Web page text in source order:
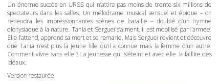
Un énorme succès en URSS qui n’attira pas moins de trente-six millions de
spectateurs dans les salles. Un mélodrame musical sensuel et épique – on
retiendra les impressionnantes scènes de bataille – doublé d’un hymne
dionysiaque à la nature. Tania et Sergueï s’aiment. Il est mobilisé par l’armée.
Elle l’attend, apprend sa mort et se remarie. Mais Sergueï revient et découvre
que Tania n’est plus la jeune fille qu’il a connue mais la femme d’un autre.
Comment vivre sans elle ? La jeunesse qui s’éteint et avec elle la faillite des
idéaux.
Version restaurée